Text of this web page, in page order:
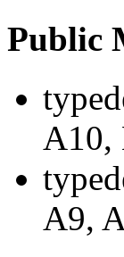
Public
A10,
A9,